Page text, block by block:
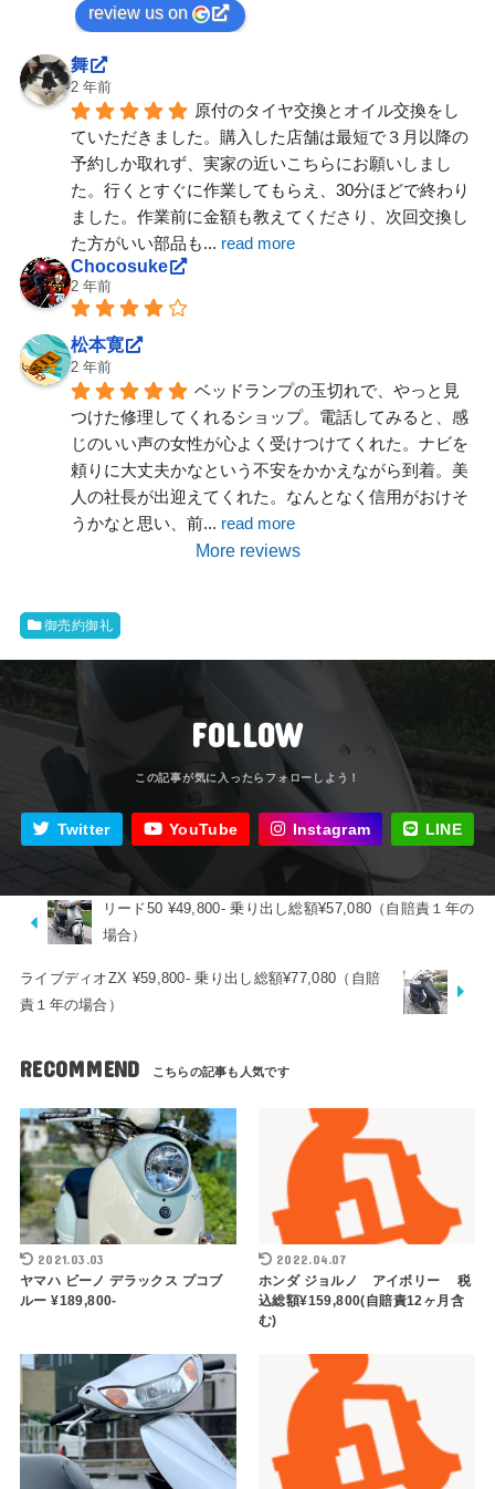
review us on
舞
2 年前
原付のタイヤ交換とオイル交換をし
ていただきました。購入した店舗は最短で３月以降の
予約しか取れず、実家の近いこちらにお願いしまし
た。行くとすぐに作業してもらえ、30分ほどで終わり
ました。作業前に金額も教えてくださり、次回交換し
た方がいい部品も... read more
Chocosuke
2 年前
松本寛
2 年前
ベッドランプの玉切れで、やっと見
つけた修理してくれるショップ。電話してみると、感
じのいい声の女性が心よく受けつけてくれた。ナビを
頼りに大丈夫かなという不安をかかえながら到着。美
人の社長が出迎えてくれた。なんとなく信用がおけそ
うかなと思い、前... read more
More reviews
御売約御礼
FOLLOW
Twitter YouTube Instagram LINE
リード50 ¥49,800- 乗り出し総額¥57,080（自賠責１年の
場合）
ライブディオZX ¥59,800- 乗り出し総額¥77,080（自賠
責１年の場合）
RECOMMEND
2021.03.03
ヤマハ ビーノ デラックス プコブ
ルー ¥189,800-
2022.04.07
ホンダ ジョルノ アイボリー 税
込総額¥159,800(自賠責12ヶ月含
む)